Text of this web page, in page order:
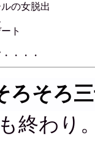
の女脱出
ト
・・・
ろそろ
終わり